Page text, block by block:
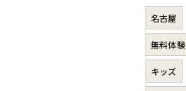
名古屋
無料体験
キッズ